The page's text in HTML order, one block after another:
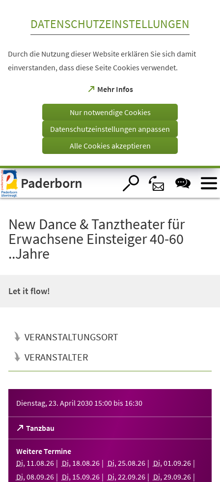
Visuelle
Assistenzsoftware
öffnen.
DATENSCHUTZEINSTELLUNGEN
Durch die Nutzung dieser Website erklären Sie sich damit
einverstanden, dass diese Seite Cookies verwendet.
Mehr Infos
(Öffnet
einem
Tab)
Nur notwendige Cookies
Datenschutzeinstellungen anpassen
Alle Cookies akzeptieren
Paderborn
New Dance & Tanztheater für
Erwachsene Einsteiger 40-60
..Jahre
Let it flow!
VERANSTALTUNGSORT
VERANSTALTER
Dienstag, 23. April 2030 15:00 bis 16:30
Tanzbau
(Öffnet
in
einem
neuen
Tab)
Weitere Termine
Di, 11 .08.26 Di, 18.08.26 Di, 25.08.26 Di, 01 .09.26
Di, 08.09.26 Di, 15.09.26 Di, 22.09.26 Di, 29.09.26